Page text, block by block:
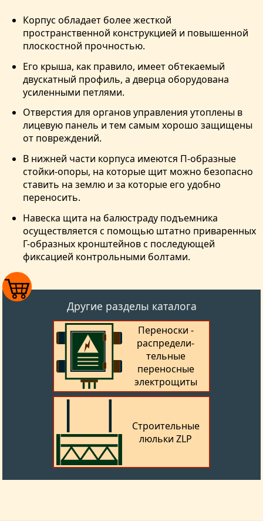
Корпус обладает более жесткой
пространственной конструкцией и повышенной
плоскостной прочностью.
Его крыша, как правило, имеет обтекаемый
двускатный профиль, а дверца оборудована
усиленными петлями.
Отверстия для органов управления утоплены в
лицевую панель и тем самым хорошо защищены
от повреждений.
В нижней части корпуса имеются П-образные
стойки-опоры, на которые щит можно безопасно
ставить на землю и за которые его удобно
переносить.
Навеска щита на балюстраду подъемника
осуществляется с помощью штатно приваренных
Г-образных кронштейнов с последующей
фиксацией контрольными болтами.
Другие разделы каталога
Переноски -
распредели­
тельные
переносные
электрощиты
Строительные
люльки ZLP